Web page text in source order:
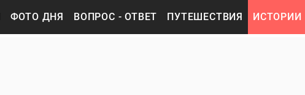
ФОТО ДНЯ ВОПРОС - ОТВЕТ ПУТЕШЕСТВИЯ ИСТОРИИ